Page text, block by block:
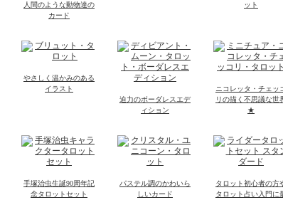
人間のような動物達の
カード
ット
やさしく温かみのある
イラスト
迫力のボーダレスエデ
ィション
ニコレッタ・チェッ
リの描く不思議な世
★
手塚治虫生誕90周年記
念タロットセット
パステル調のかわいら
しいカード
タロット初心者の方
タロット占い入門に